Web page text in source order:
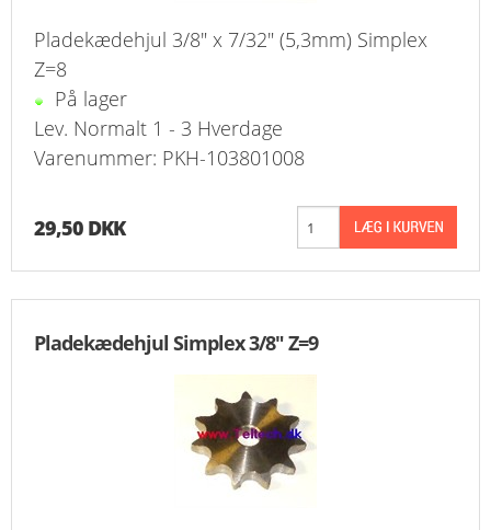
VÆRKTØJ
BEFÆSTIGELSE
BESPÆNDING, GUMMIDELE M.M.
FORSIDE
Pladekædehjul 3/8" x 7/32" (5,3mm) Simplex
Z=8
På lager
Lev. Normalt 1 - 3 Hverdage
Varenummer: PKH-103801008
29,50 DKK
Pladekædehjul Simplex 3/8" Z=9